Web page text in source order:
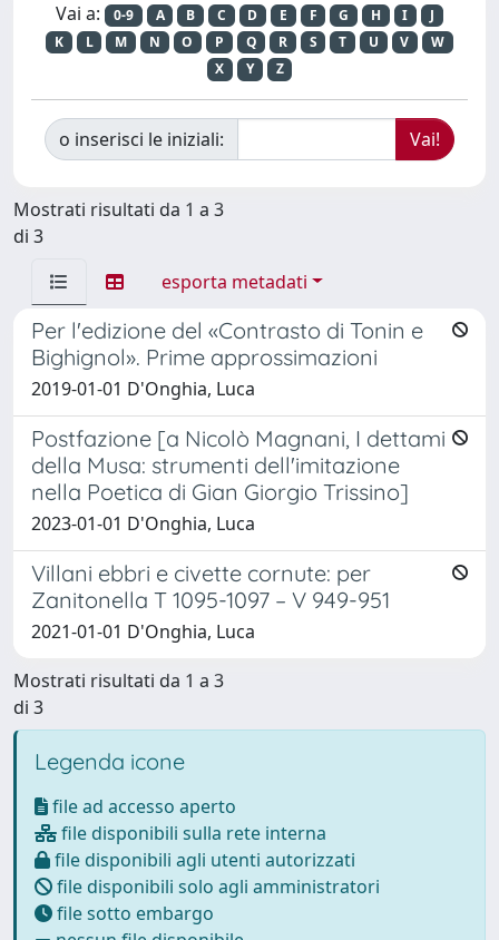
Vai a: 0-9 A B C D E F G H I
J
K
L M N O P Q R S T U V
W
X
Y Z
o inserisci le iniziali:
Mostrati risultati da 1 a 3
di 3
esporta metadati
Per l'edizione del «Contrasto di Tonin e
Bighignol». Prime approssimazioni
2019-01-01 D'Onghia, Luca
Postfazione [a Nicolò Magnani, I dettami
della Musa: strumenti dell'imitazione
nella Poetica di Gian Giorgio Trissino]
2023-01-01 D'Onghia, Luca
Villani ebbri e civette cornute: per
Zanitonella T 1095-1097 – V 949-951
2021-01-01 D'Onghia, Luca
Mostrati risultati da 1 a 3
di 3
Legenda icone
file ad accesso aperto
file disponibili sulla rete interna
file disponibili agli utenti autorizzati
file disponibili solo agli amministratori
file sotto embargo